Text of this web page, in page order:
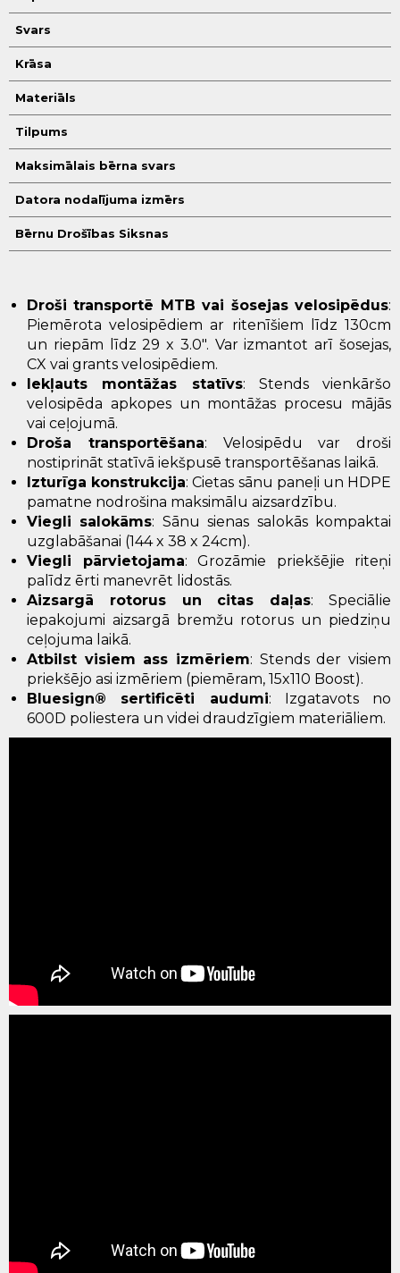
Svars
Krāsa
Materiāls
Tilpums
Maksimālais bērna svars
Datora nodalījuma izmērs
Bērnu Drošības Siksnas
Droši transportē MTB vai šosejas velosipēdus:
Piemērota velosipēdiem ar ritenīšiem līdz 130cm
un riepām līdz 29 x 3.0". Var izmantot arī šosejas,
CX vai grants velosipēdiem.
Iekļauts montāžas statīvs: Stends vienkāršo
velosipēda apkopes un montāžas procesu mājās
vai ceļojumā.
Droša transportēšana: Velosipēdu var droši
nostiprināt statīvā iekšpusē transportēšanas laikā.
Izturīga konstrukcija: Cietas sānu paneļi un HDPE
pamatne nodrošina maksimālu aizsardzību.
Viegli salokāms: Sānu sienas salokās kompaktai
uzglabāšanai (144 x 38 x 24cm).
Viegli pārvietojama: Grozāmie priekšējie riteņi
palīdz ērti manevrēt lidostās.
Aizsargā rotorus un citas daļas: Speciālie
iepakojumi aizsargā bremžu rotorus un piedziņu
ceļojuma laikā.
Atbilst visiem ass izmēriem: Stends der visiem
priekšējo asi izmēriem (piemēram, 15x110 Boost).
Bluesign® sertificēti audumi: Izgatavots no
600D poliestera un videi draudzīgiem materiāliem.